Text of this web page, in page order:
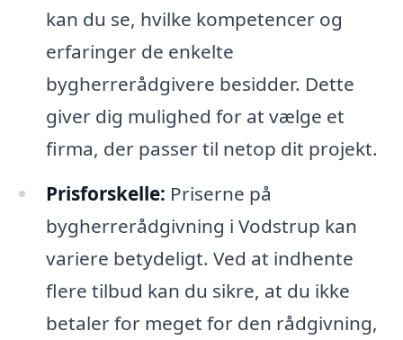
kan du se, hvilke kompetencer og
erfaringer de enkelte
bygherrerådgivere besidder. Dette
giver dig mulighed for at vælge et
firma, der passer til netop dit projekt.
Prisforskelle: Priserne på
bygherrerådgivning i Vodstrup kan
variere betydeligt. Ved at indhente
flere tilbud kan du sikre, at du ikke
betaler for meget for den rådgivning,